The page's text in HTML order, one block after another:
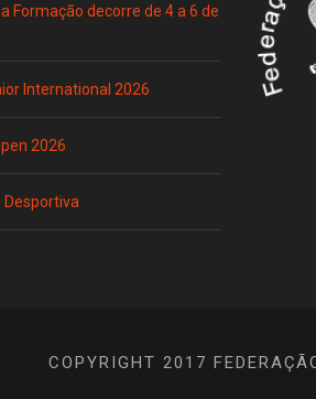
Formação decorre de 4 a 6 de
International 2026
2026
Desportiva
COPYRIGHT 2017